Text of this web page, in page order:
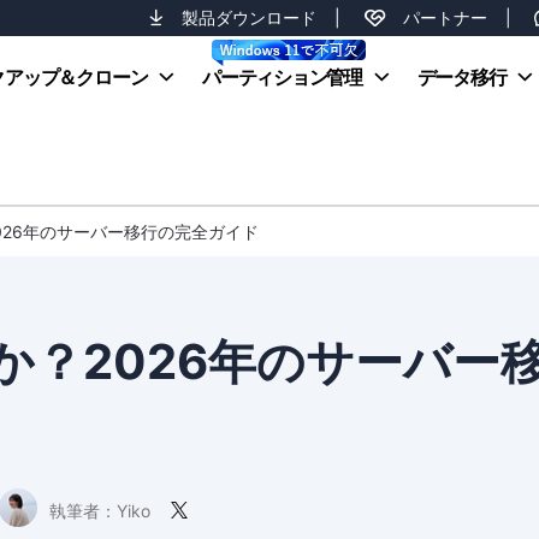
製品ダウンロード パートナー
アップ＆クローン パーティション管理 データ移行
年のサーバー移行の完全ガイド
？2026年のサーバー
執筆者： Yiko 